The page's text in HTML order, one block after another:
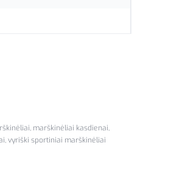
, marškinėliai kasdienai,
,vyriški sportiniai marškinėliai